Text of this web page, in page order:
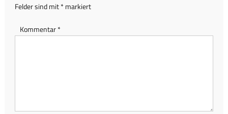
Felder sind mit*markiert
Kommentar*